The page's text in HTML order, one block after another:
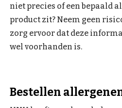
niet precies of een bepaald
product zit? Neem geen
zorg ervoor dat deze
wel voorhanden is.
Bestellen